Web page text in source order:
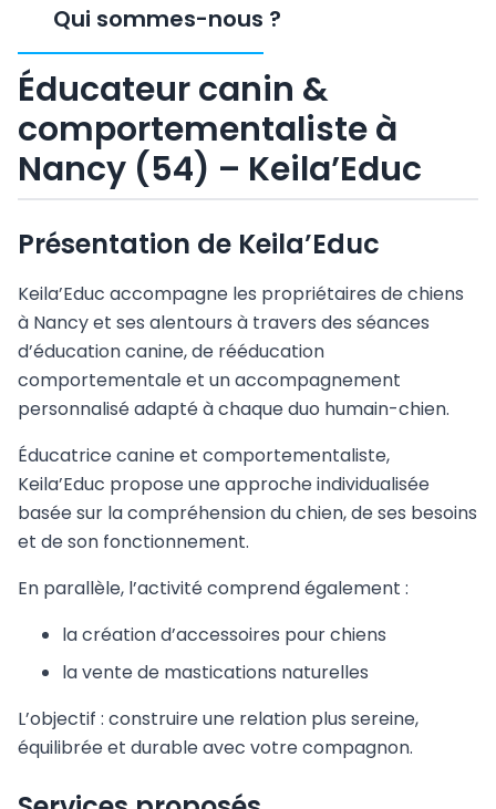
Qui sommes-nous ?
Éducateur canin &
comportementaliste à
Nancy (54) – Keila’Educ
Présentation de Keila’Educ
Keila’Educ accompagne les propriétaires de chiens
à Nancy et ses alentours à travers des séances
d’éducation canine, de rééducation
comportementale et un accompagnement
personnalisé adapté à chaque duo humain-chien.
Éducatrice canine et comportementaliste,
Keila’Educ propose une approche individualisée
basée sur la compréhension du chien, de ses besoins
et de son fonctionnement.
En parallèle, l’activité comprend également :
la création d’accessoires pour chiens
la vente de mastications naturelles
L’objectif : construire une relation plus sereine,
équilibrée et durable avec votre compagnon.